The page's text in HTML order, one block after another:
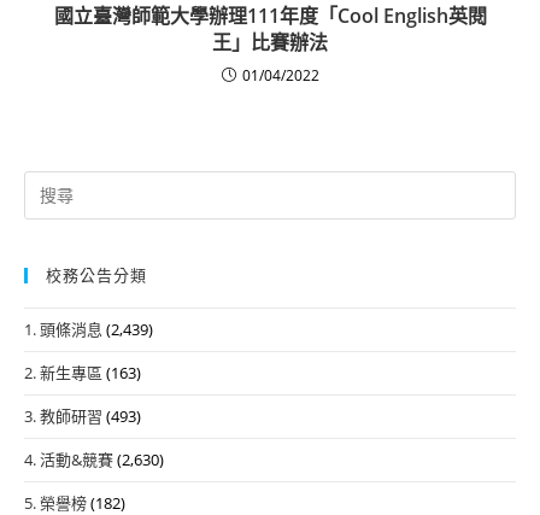
國立臺灣師範大學辦理111年度「Cool English英閱
王」比賽辦法
01/04/2022
Search
for:
校務公告分類
1. 頭條消息 (2,439)
2. 新生專區 (163)
3. 教師研習 (493)
4. 活動&競賽(2,630)
5. 榮譽榜(182)